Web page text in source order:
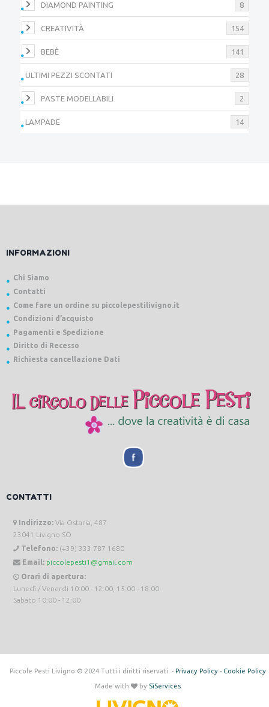
DIAMOND PAINTING 8
CREATIVITÀ 154
BEBÈ 141
ULTIMI PEZZI SCONTATI 28
PASTE MODELLABILI 2
LAMPADE 14
INFORMAZIONI
Chi Siamo
Contatti
Come fare un ordine su piccolepestilivigno.it
Condizioni d’acquisto
Pagamenti e Spedizione
Diritto di Recesso
Richiesta cancellazione Dati
CONTATTI
Indirizzo: Via Ostaria, 487
23041 Livigno SO
Telefono: (+39) 333 787 1680
Email: piccolepesti1@gmail.com
Orari di apertura:
Lunedì / Venerdi 10:00 - 12:00, 15:00 - 18:00
Sabato 10:00 - 12:00
Piccole Pesti Livigno © 2024 Tutti i diritti riservati. - Privacy Policy- Cookie Policy
Made with by SìServices